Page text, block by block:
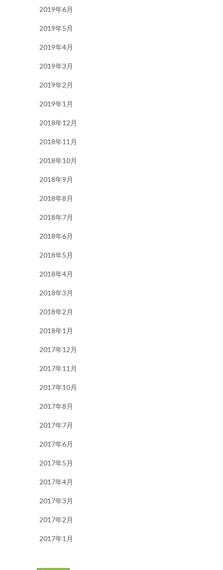
2019年6月
2019年5月
2019年4月
2019年3月
2019年2月
2019年1月
2018年12月
2018年11月
2018年10月
2018年9月
2018年8月
2018年7月
2018年6月
2018年5月
2018年4月
2018年3月
2018年2月
2018年1月
2017年12月
2017年11月
2017年10月
2017年8月
2017年7月
2017年6月
2017年5月
2017年4月
2017年3月
2017年2月
2017年1月